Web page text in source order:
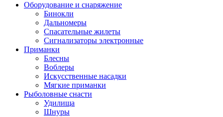
Оборудование и снаряжение
Бинокли
Дальномеры
Спасательные жилеты
Сигнализаторы электронные
Приманки
Блесны
Воблеры
Искусственные насадки
Мягкие приманки
Рыболовные снасти
Удилища
Шнуры